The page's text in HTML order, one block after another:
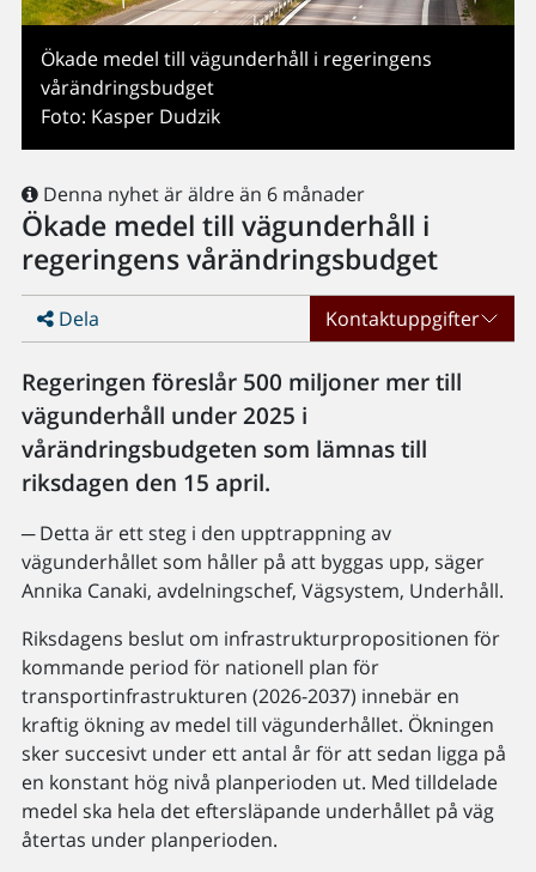
Ökade medel till vägunderhåll i regeringens
vårändringsbudget
Foto: Kasper Dudzik
Denna nyhet är äldre än 6 månader
Ökade medel till vägunderhåll i
regeringens vårändringsbudget
Dela Kontaktuppgifter
Regeringen föreslår 500 miljoner mer till
vägunderhåll under 2025 i
vårändringsbudgeten som lämnas till
riksdagen den 15 april.
─ Detta är ett steg i den upptrappning av
vägunderhållet som håller på att byggas upp, säger
Annika Canaki, avdelningschef, Vägsystem, Underhåll.
Riksdagens beslut om infrastrukturpropositionen för
kommande period för nationell plan för
transportinfrastrukturen (2026-2037) innebär en
kraftig ökning av medel till vägunderhållet. Ökningen
sker succesivt under ett antal år för att sedan ligga på
en konstant hög nivå planperioden ut. Med tilldelade
medel ska hela det eftersläpande underhållet på väg
återtas under planperioden.